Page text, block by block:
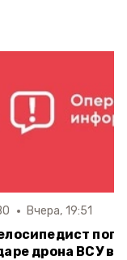
Вчера, 19:51
дрона ВСУ в